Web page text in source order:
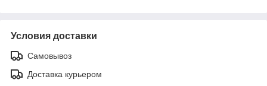
Условия доставки
Самовывоз
Доставка курьером